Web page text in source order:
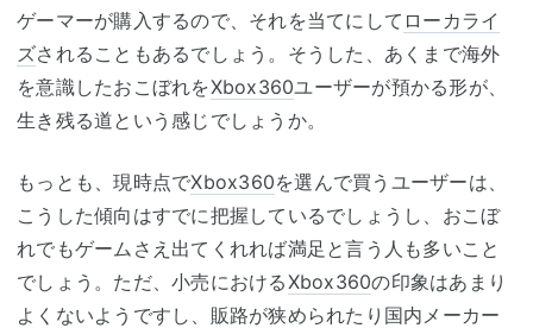
ゲーマーが購入するので、それを当てにして ローカライ
ズされることもあるでしょう。そうした、あくまで海外
を意識したおこぼれをXbox360ユーザーが預かる形が、
生き残る道という感じでしょうか。
もっとも、現時点でXbox360を選んで買うユーザーは、
こうした傾向はすでに把握しているでしょうし、おこぼ
れでもゲームさえ出てくれれば満足と言う人も多いこと
でしょう。ただ、小売におけるXbox360の印象はあまり
よくないようですし、販路が狭められたり国内メーカー